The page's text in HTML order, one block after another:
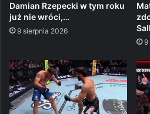
Damian Rzepecki w tym roku
już nie wróci,…
9 sierpnia 2026
9